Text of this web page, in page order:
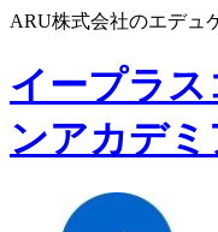
ARU株式会社のエデュ
イープラス
ンアカデミ